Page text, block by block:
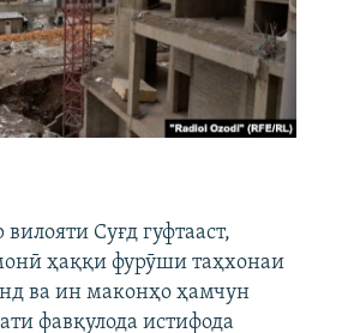
Суғд гуфтааст,
ҳаққи фурӯши таҳхонаи
ва ин маконҳо ҳамчун
фавқулода истифода